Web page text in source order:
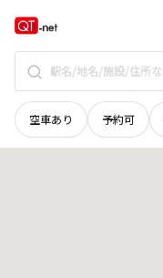
空車あり 予約可
北海道